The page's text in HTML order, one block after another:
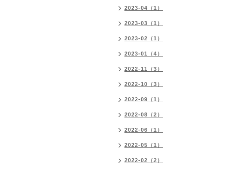
2023-04（1）
2023-03（1）
2023-02（1）
2023-01（4）
2022-11（3）
2022-10（3）
2022-09（1）
2022-08（2）
2022-06（1）
2022-05（1）
2022-02（2）